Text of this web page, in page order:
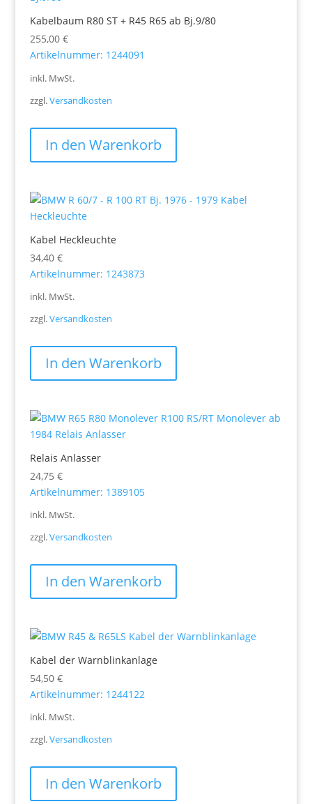
Kabelbaum R80 ST + R45 R65 ab Bj.9/80
255,00 €
Artikelnummer: 1244091
inkl. MwSt.
zzgl.Versandkosten
In den Warenkorb
Kabel Heckleuchte
34,40 €
Artikelnummer: 1243873
inkl. MwSt.
zzgl.Versandkosten
In den Warenkorb
Relais Anlasser
24,75 €
Artikelnummer: 1389105
inkl. MwSt.
zzgl.Versandkosten
In den Warenkorb
Kabel der Warnblinkanlage
54,50 €
Artikelnummer: 1244122
inkl. MwSt.
zzgl.Versandkosten
In den Warenkorb